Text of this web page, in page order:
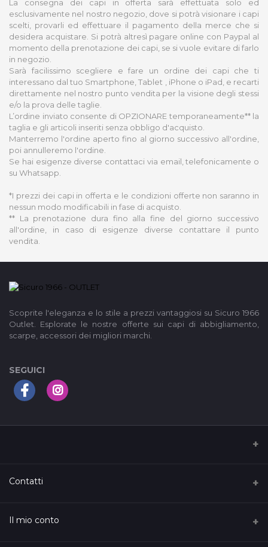
La consegna dei capi in offerta sarà effettuata solo ed
esclusivamente nel nostro negozio, dove si potrà visionare i capi
scelti, provarli ed effettuare il pagamento della merce che si
desidera acquistare. Si potrà altresì pagare online con Paypal al
momento della prenotazione dei capi, se si vuole evitare di farlo
in negozio.
Sarà facilissimo scegliere e fare un ordine dei capi che ti
interessano dal tuo Smartphone, Tablet , iPhone o iPad, e recarti
direttamente nel nostro punto vendita per la visione degli stessi
e/o la prova delle taglie.
L’ordine inviato consente di OPZIONARE temporaneamente** la
taglia e gli articoli inseriti senza obbligo d'acquisto.
Manterremo l'ordine aperto fino al giorno successivo all'ordine,
poi annulleremo l'ordine.
Se hai esigenze diverse contattaci via email, telefonicamente o
su Whatsapp.
*I prezzi dei capi in offerta e le condizioni offerte non saranno in
nessun modo modificabili in fase di acquisto.
** La prenotazione dura fino alla fine del giorno successivo
all'ordine, in caso di esigenze diverse contattare il punto
vendita.
Scoprite l'eleganza e lo stile a prezzi vantaggiosi su Sicuro 1966
Outlet. Esplorate le nostre offerte sui capi di abbigliamento,
scarpe, accessori dei migliori marchi.
SEGUICI
I nostri Termini di servizio
Support Policy
Contatti
Indirizzo
Il mio conto